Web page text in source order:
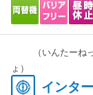
（いんたー
ょ）
インタ